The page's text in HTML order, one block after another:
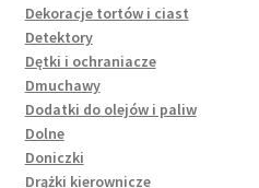
Dekoracje tortów i ciast
Detektory
Dętki i ochraniacze
Dmuchawy
Dodatki do olejów i paliw
Dolne
Doniczki
Drążki kierownicze